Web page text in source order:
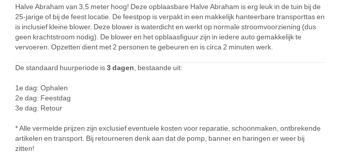
Halve Abraham van 3,5 meter hoog! Deze opblaasbare Halve Abraham is erg leuk in de tuin bij de
25-jarige of bij de feest locatie. De feestpop is verpakt in een makkelijk hanteerbare transporttas en
is inclusief kleine blower. Deze blower is waterdicht en werkt op normale stroomvoorziening (dus
geen krachtstroom nodig). De blower en het opblaasfiguur zijn in iedere auto gemakkelijk te
vervoeren. Opzetten dient met 2 personen te gebeuren en is circa 2 minuten werk.
De standaard huurperiode is3 dagen , bestaande uit:
1e dag: Ophalen
2e dag: Feestdag
3e dag: Retour
* Alle vermelde prijzen zijn exclusief eventuele kosten voor reparatie, schoonmaken, ontbrekende
artikelen en transport. Bij retourneren denk aan dat de pomp, banner en haringen er weer bij
zitten!